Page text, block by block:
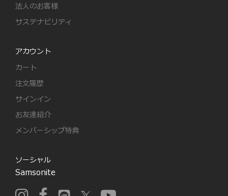
法人のお客様
サステナビリティ
アカウント
カート
注文履歴
サインイン
お友達紹介
メンバーシップ特典
ソーシャル
Samsonite